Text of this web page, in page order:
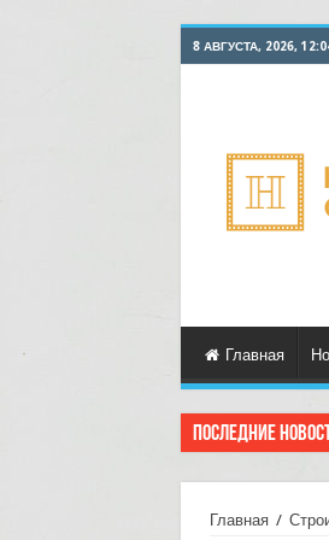
8 АВГУСТА, 2026,
Главная
Последние
Главная /